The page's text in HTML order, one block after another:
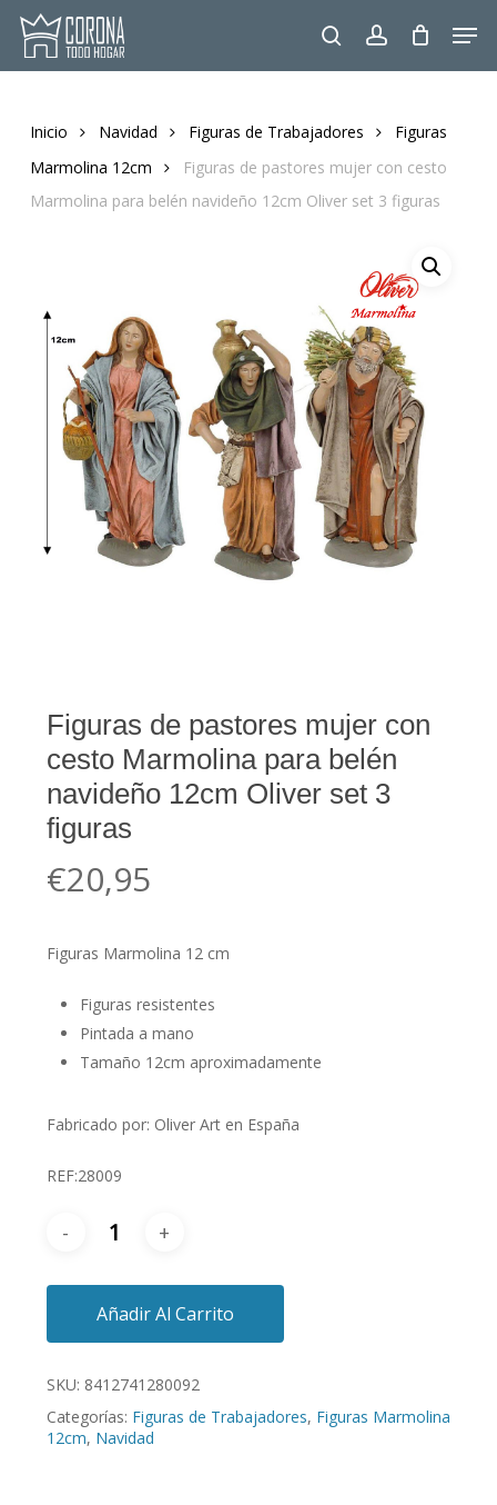
Skip
main
searchaccount
Inicio Navidad Figuras de Trabajadores
Figuras
Marmolina 12cm
Figuras de pastores mujer con cesto
Marmolina para belén navideño 12cm Oliver set 3 figuras
Figuras de pastores mujer con
cesto Marmolina para belén
navideño 12cm Oliver set 3
figuras
€20,95
Figuras Marmolina 12 cm
Figuras resistentes
Pintada a mano
Tamaño 12cm aproximadamente
Fabricado por: Oliver Art en España
REF:28009
Añadir Al Carrito
SKU: 8412741280092
Categorías: Figuras de Trabajadores, Figuras Marmolina
12cm, Navidad